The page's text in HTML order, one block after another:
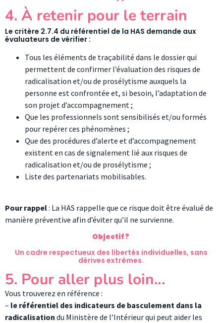
4. À retenir pour le terrain
Le critère 2.7.4 du référentiel de la HAS demande aux
évaluateurs de vérifier :
Tous les éléments de traçabilité dans le dossier qui
permettent de confirmer l’évaluation des risques de
radicalisation et/ou de prosélytisme auxquels la
personne est confrontée et, si besoin, l’adaptation de
son projet d’accompagnement ;
Que les professionnels sont sensibilisés et/ou formés
pour repérer ces phénomènes ;
Que des procédures d’alerte et d’accompagnement
existent en cas de signalement lié aux risques de
radicalisation et/ou de prosélytisme ;
Liste des partenariats mobilisables.
Pour rappel: La HAS rappelle que ce risque doit être évalué de
manière préventive afin d’éviter qu’il ne survienne.
Objectif ?
Un cadre respectueux des libertés individuelles, sans
dérives extrêmes.
5. Pour aller plus loin...
Vous trouverez en référence :
– le référentiel des indicateurs de basculement dans la
radicalisation du Ministère de l’Intérieur qui peut aider les